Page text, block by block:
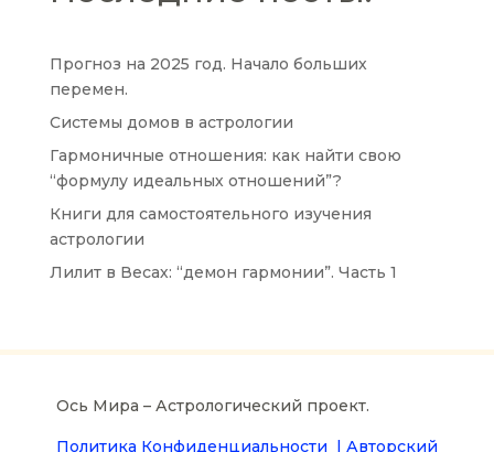
Прогноз на 2025 год. Начало больших
перемен.
Системы домов в астрологии
Гармоничные отношения: как найти свою
“формулу идеальных отношений”?
Книги для самостоятельного изучения
астрологии
Лилит в Весах: “демон гармонии”. Часть 1
Ось Мира – Астрологический проект.
Политика Конфиденциальности | Авторский